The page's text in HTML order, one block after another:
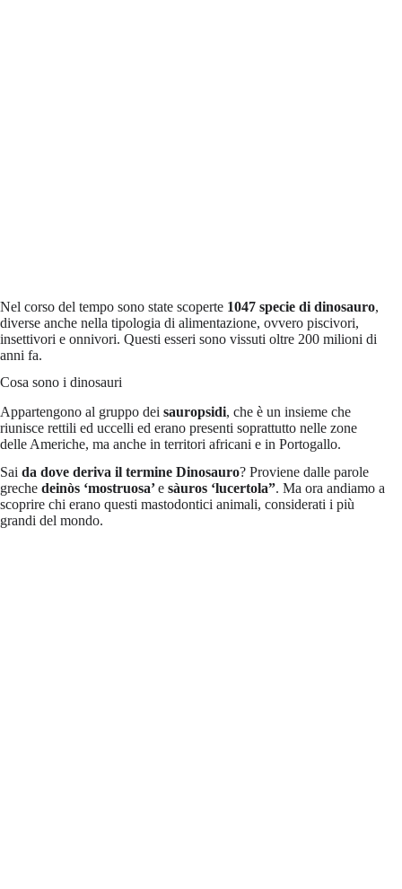
Nel corso del tempo sono state scoperte 1047 specie di dinosauro,
diverse anche nella tipologia di alimentazione, ovvero piscivori,
insettivori e onnivori. Questi esseri sono vissuti oltre 200 milioni di
anni fa.
Cosa sono i dinosauri
Appartengono al gruppo dei sauropsidi, che è un insieme che
riunisce rettili ed uccelli ed erano presenti soprattutto nelle zone
delle Americhe, ma anche in territori africani e in Portogallo.
Sai da dove deriva il termine Dinosauro? Proviene dalle parole
greche deinòs ‘mostruosa’e sàuros ‘lucertola”. Ma ora andiamo a
scoprire chi erano questi mastodontici animali, considerati i più
grandi del mondo.